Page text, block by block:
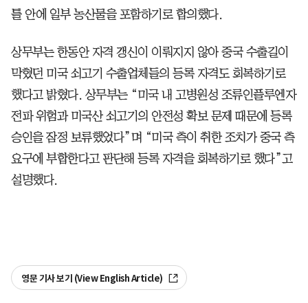
틀 안에 일부 농산물을 포함하기로 합의했다.
상무부는 한동안 자격 갱신이 이뤄지지 않아 중국 수출길이
막혔던 미국 쇠고기 수출업체들의 등록 자격도 회복하기로
했다고 밝혔다. 상무부는 “미국 내 고병원성 조류인플루엔자
전파 위험과 미국산 쇠고기의 안전성 확보 문제 때문에 등록
승인을 잠정 보류했었다”며 “미국 측이 취한 조치가 중국 측
요구에 부합한다고 판단해 등록 자격을 회복하기로 했다”고
설명했다.
영문 기사 보기 (View English Article)